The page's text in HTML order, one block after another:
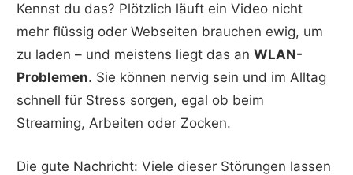
Kennst du das? Plötzlich läuft ein Video nicht
mehr flüssig oder Webseiten brauchen ewig, um
zu laden – und meistens liegt das anWLAN-
Problemen. Sie können nervig sein und im Alltag
schnell für Stress sorgen, egal ob beim
Streaming, Arbeiten oder Zocken.
Die gute Nachricht: Viele dieser Störungen lassen